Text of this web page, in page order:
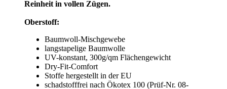
Reinheit in vollen Zügen.
Oberstoff:
Baumwoll-Mischgewebe
langstapelige Baumwolle
UV-konstant, 300g/qm Flächengewicht
Dry-Fit-Comfort
Stoffe hergestellt in der EU
schadstofffrei nach Ökotex 100 (Prüf-Nr. 08-